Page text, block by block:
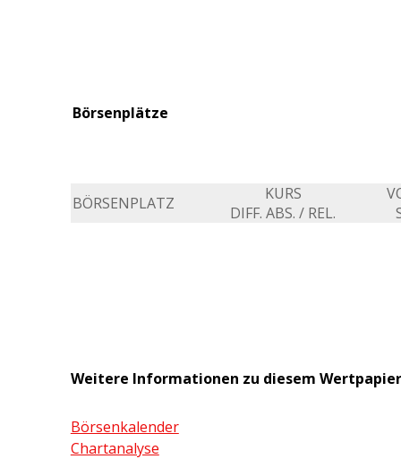
Börsenplätze
BÖRSENPLATZ
KURS
DIFF. ABS. / REL.
Weitere Informationen zu diesem Wertpapier
Börsenkalender
Chartanalyse